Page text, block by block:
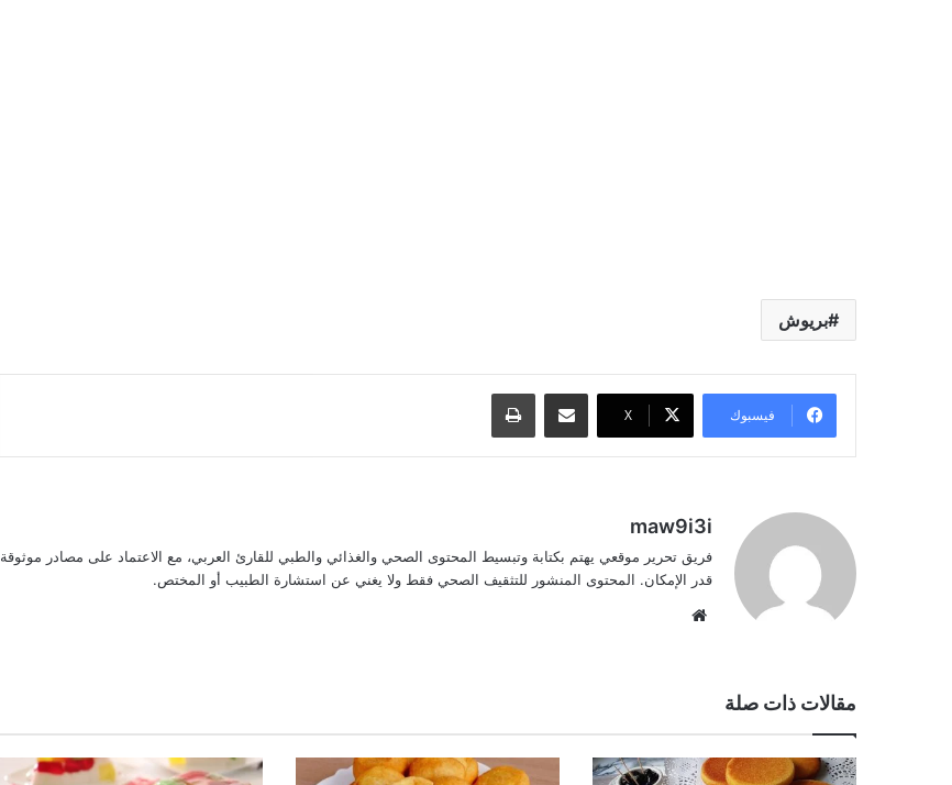
بريوش
فيسبوك ‫X
مشاركة عبر البريد طباعة
maw9i3i
فريق تحرير موقعي يهتم بكتابة وتبسيط المحتوى الصحي والغذائي والطبي للقارئ العربي، مع الاعتماد على مصادر موثوقة
قدر الإمكان. المحتوى المنشور للتثقيف الصحي فقط ولا يغني عن استشارة الطبيب أو المختص.
مقالات ذات صلة